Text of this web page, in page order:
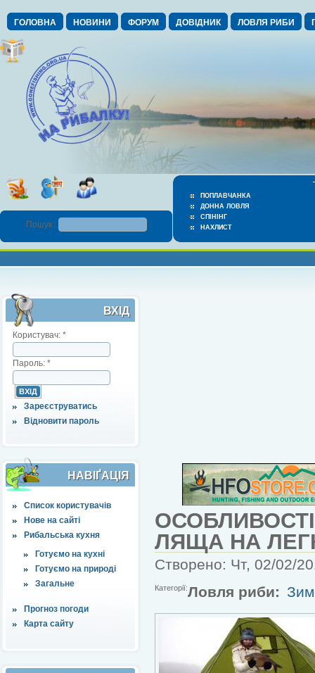
ГОЛОВНА НОВИНИ ФОРУМ ДОВІДНИК ЛОВЛЯ РИБИ
ПОПЛАВЧАНКА
ДОННА ЛОВЛЯ
СПІНІНГ
НАХЛИСТ
Пошук :
ВХІД
Користувач: *
Пароль: *
Зареєструватись
Відновити пароль
НАВІҐАЦІЯ
Список користувачів
Нове на сайті
Рибальська кухня
Готуємо на кухні
Готуємо на природі
Загальне
Прогноз погоди
Карта сайту
ЛЯЩА НА
Створено: Чт, 02/02/
Категорії:Ловля риби: